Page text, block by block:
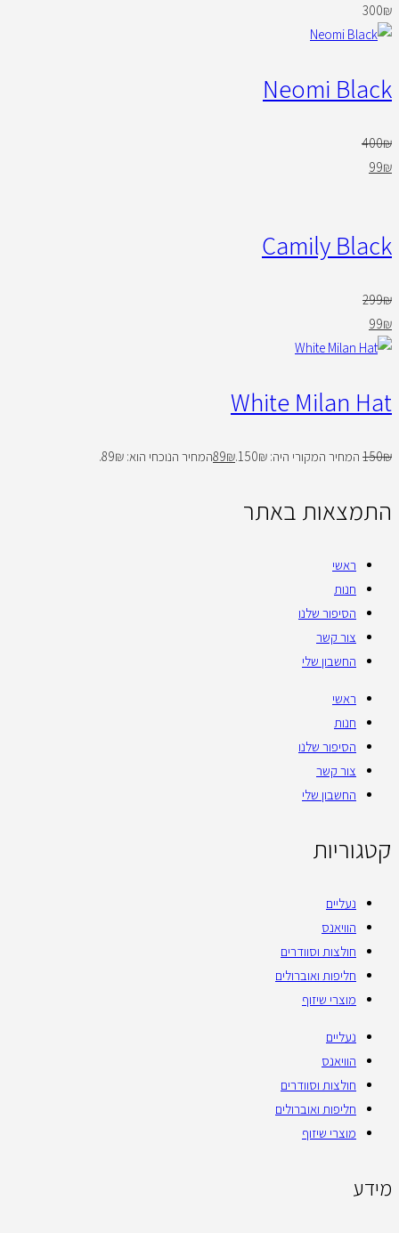
300₪
Neomi Black
400₪
99₪
Camily Black
299₪
99₪
White Milan Hat
150₪ המחיר המקורי היה: 150₪. 89₪ המחיר הנוכחי הוא: 89₪.
התמצאות באתר
ראשי
חנות
הסיפור שלנו
צור קשר
החשבון שלי
ראשי
חנות
הסיפור שלנו
צור קשר
החשבון שלי
קטגוריות
נעליים
הוויאנס
חולצות וסוודרים
חליפות ואוברולים
מוצרי שיזוף
נעליים
הוויאנס
חולצות וסוודרים
חליפות ואוברולים
מוצרי שיזוף
מידע